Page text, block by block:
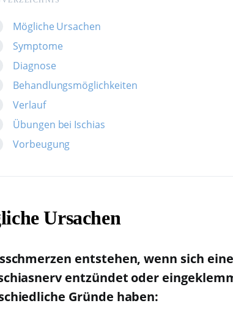
Mögliche Ursachen
Symptome
Diagnose
Behandlungsmöglichkeiten
Verlauf
Übungen bei Ischias
Vorbeugung
Ursachen
entstehen, wenn sich
entzündet oder
Gründe haben: